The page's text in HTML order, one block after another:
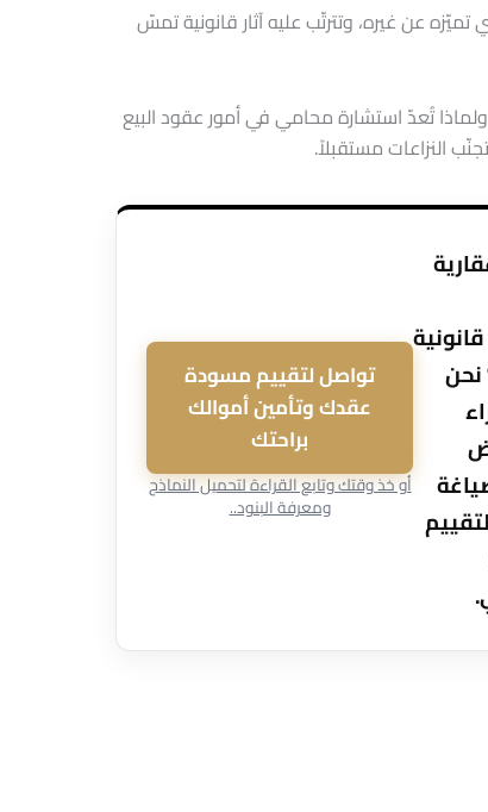
عن غيره، وتترتّب عليه آثار قانونية تمسّ
تُعدّ استشارة محامي في أمور عقود البيع
النزاعات مستقبلاً.
تواصل لتقييم مسودة
عقدك وتأمين أموالك
براحتك
أو خذ وقتك وتابع القراءة لتحميل النماذج
ومعرفة البنود..